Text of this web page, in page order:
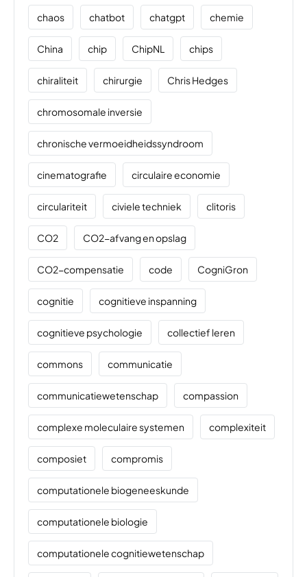
chaos chatbot chatgpt chemie
China chip ChipNL chips
chiraliteit chirurgie Chris Hedges
chromosomale inversie
chronische vermoeidheidssyndroom
cinematografie circulaire economie
circulariteit civiele techniek clitoris
CO2 CO2-afvang en opslag
CO2-compensatie code CogniGron
cognitie cognitieve inspanning
cognitieve psychologie collectief leren
commons communicatie
communicatiewetenschap compassion
complexe moleculaire systemen complexiteit
composiet compromis
computationele biogeneeskunde
computationele biologie
computationele cognitiewetenschap